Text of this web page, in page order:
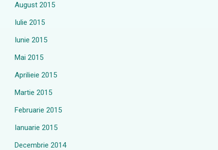
August 2015
Iulie 2015
Iunie 2015
Mai 2015
Aprilieie 2015
Martie 2015
Februarie 2015
Ianuarie 2015
Decembrie 2014